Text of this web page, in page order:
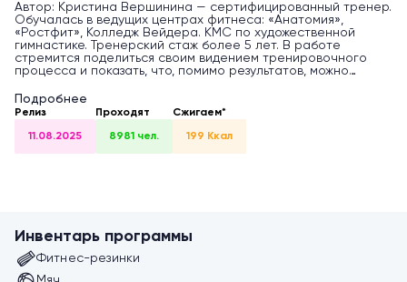
Автор: Кристина Вершинина — сертифицированный тренер.
Обучалась в ведущих центрах фитнеса: «Анатомия»,
«Ростфит», Колледж Вейдера. КМС по художественной
гимнастике. Тренерский стаж более 5 лет. В работе
стремится поделиться своим видением тренировочного
процесса и показать, что, помимо результатов, можно
Подробнее
Релиз
11.08.2025
Проходят
8981 чел.
Сжигаем*
199 Ккал
Инвентарь программы
Фитнес-резинки